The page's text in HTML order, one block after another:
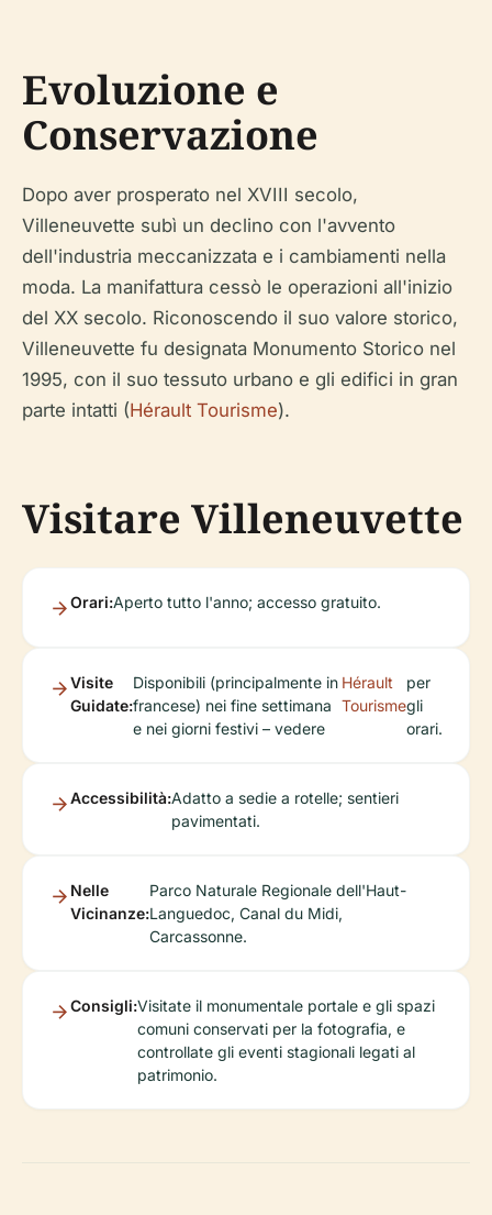
Evoluzione e
Conservazione
Dopo aver prosperato nel XVIII secolo,
Villeneuvette subì un declino con l'avvento
dell'industria meccanizzata e i cambiamenti nella
moda. La manifattura cessò le operazioni all'inizio
del XX secolo. Riconoscendo il suo valore storico,
Villeneuvette fu designata Monumento Storico nel
1995, con il suo tessuto urbano e gli edifici in gran
parte intatti (Hérault Tourisme).
Visitare Villeneuvette
Orari:Aperto tutto l'anno; accesso gratuito.
Visite
Guidate:
Disponibili (principalmente in
francese) nei fine settimana
e nei giorni festivi – vedere
Hérault
Tourisme
per
gli
orari.
Accessibilità:Adatto a sedie a rotelle; sentieri
pavimentati.
Nelle
Vicinanze:
Parco Naturale Regionale dell'Haut-
Languedoc, Canal du Midi,
Carcassonne.
Consigli:Visitate il monumentale portale e gli spazi
comuni conservati per la fotografia, e
controllate gli eventi stagionali legati al
patrimonio.